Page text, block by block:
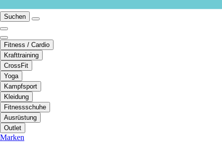
Suchen
Fitness / Cardio
Krafttraining
CrossFit
Yoga
Kampfsport
Kleidung
Fitnessschuhe
Ausrüstung
Outlet
Marken